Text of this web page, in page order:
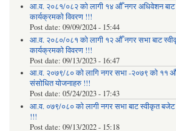
आ.व. २०८१/०८२ को लागी १४ औँ नगर अधिवेशन
कार्यक्रमको विवरण !!!
Post date: 09/09/2024 - 15:44
आ.व. २०८०/०८१ को लागी १२ औँ नगर सभा बाट
कार्यक्रमको विवरण !!!
Post date: 09/13/2023 - 16:47
आ.व. २०७९/८० को लागि नगर सभा -२०७९ को ११
संसोधित योजनाहरु !!!
Post date: 05/24/2023 - 17:43
आ.व. ०७९/०८० को लागी नगर सभा बाट स्वीकृत बजेट
!!!
Post date: 09/13/2022 - 15:18